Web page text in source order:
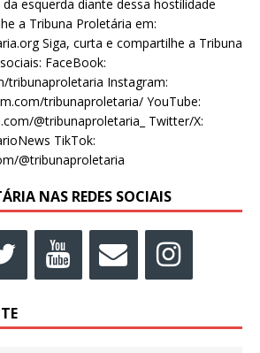
esquerda diante dessa hostilidade
a Tribuna Proletária em:
Siga, curta e compartilhe a Tribuna
FaceBook:
tribunaproletaria Instagram:
tribunaproletaria/ YouTube:
@tribunaproletaria_ Twitter/X:
TikTok:
@tribunaproletaria
NAS REDES SOCIAIS